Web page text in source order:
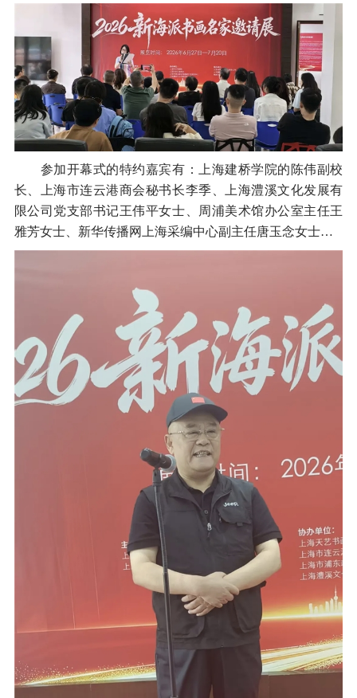
参加开幕式的特约嘉宾有：上海建桥学院的陈伟副校
长、上海市连云港商会秘书长李季、上海澧溪文化发展有
限公司党支部书记王伟平女士、周浦美术馆办公室主任王
雅芳女士、新华传播网上海采编中心副主任唐玉念女士…